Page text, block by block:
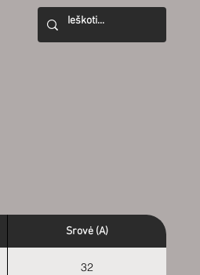
Srovė (A)
32